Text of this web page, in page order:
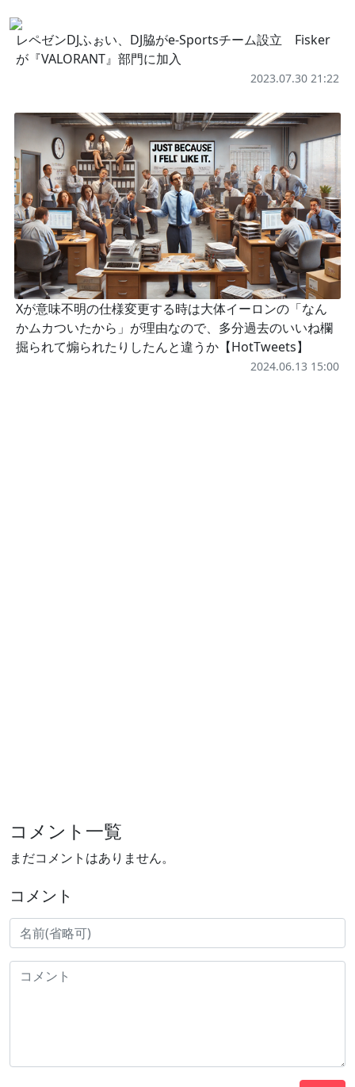
レペゼンDJふぉい、DJ脇がe-Sportsチーム設立 Fisker
が『VALORANT』部門に加入
2023.07.30 21:22
Xが意味不明の仕様変更する時は大体イーロンの「なん
かムカついたから」が理由なので、多分過去のいいね欄
掘られて煽られたりしたんと違うか【HotTweets】
2024.06.13 15:00
コメント一覧
まだコメントはありません。
コメント